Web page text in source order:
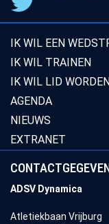
IK WIL EEN
IK WIL TRAINEN
IK WIL LID
AGENDA
NIEUWS
EXTRANET
ADSV Dynamica
Atletiekbaan Vrijburg